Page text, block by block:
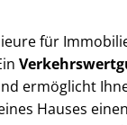
für
ermöglicht
Hauses